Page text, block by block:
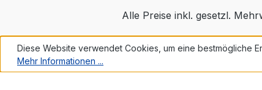
Alle Preise inkl. gesetzl.
Diese Website verwendet Cookies, um eine bestmögliche
Mehr Informationen ...